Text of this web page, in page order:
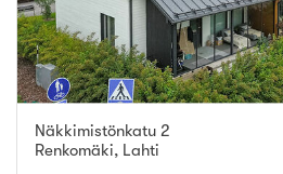
Näkkimistönkatu 2
Renkomäki, Lahti